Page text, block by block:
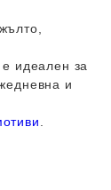
идеален за
и